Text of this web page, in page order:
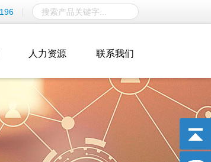
人力资源 联系我们